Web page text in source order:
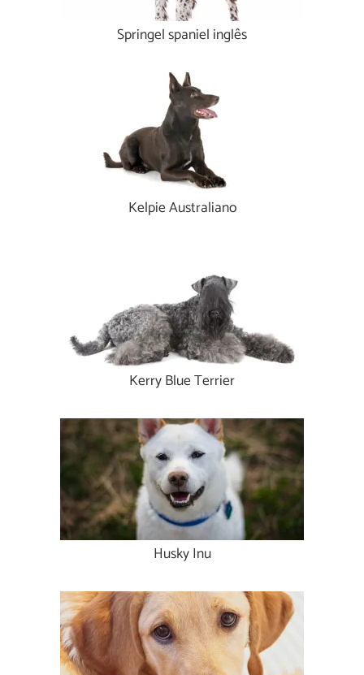
Springel spaniel inglês
Kelpie Australiano
Kerry Blue Terrier
Husky Inu